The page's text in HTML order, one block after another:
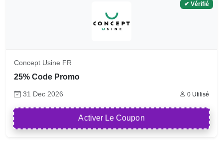
✔ Vérifié
Concept Usine FR
25% Code Promo
31 Dec 2026 0 Utilisé
Activer Le Coupon